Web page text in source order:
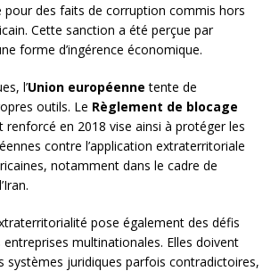
pour des faits de corruption commis hors
Cette sanction a été perçue par
forme d’ingérence économique.
l’Union européenne tente de
outils. Le Règlement de blocage
renforcé en 2018 vise ainsi à protéger les
contre l’application extraterritoriale
notamment dans le cadre de
pose également des défis
multinationales. Elles doivent
systèmes juridiques parfois contradictoires,